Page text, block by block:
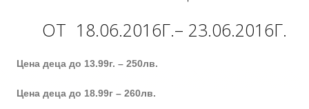
ОТ 18.06.2016Г.– 23.06.2016Г.
Цена деца до 13.99г. – 250лв.
Цена деца до 18.99г – 260лв.